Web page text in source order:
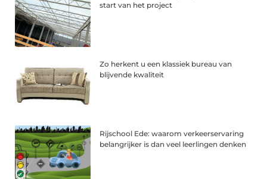
start van het project
Zo herkent u een klassiek bureau van
blijvende kwaliteit
Rijschool Ede: waarom verkeerservaring
belangrijker is dan veel leerlingen denken